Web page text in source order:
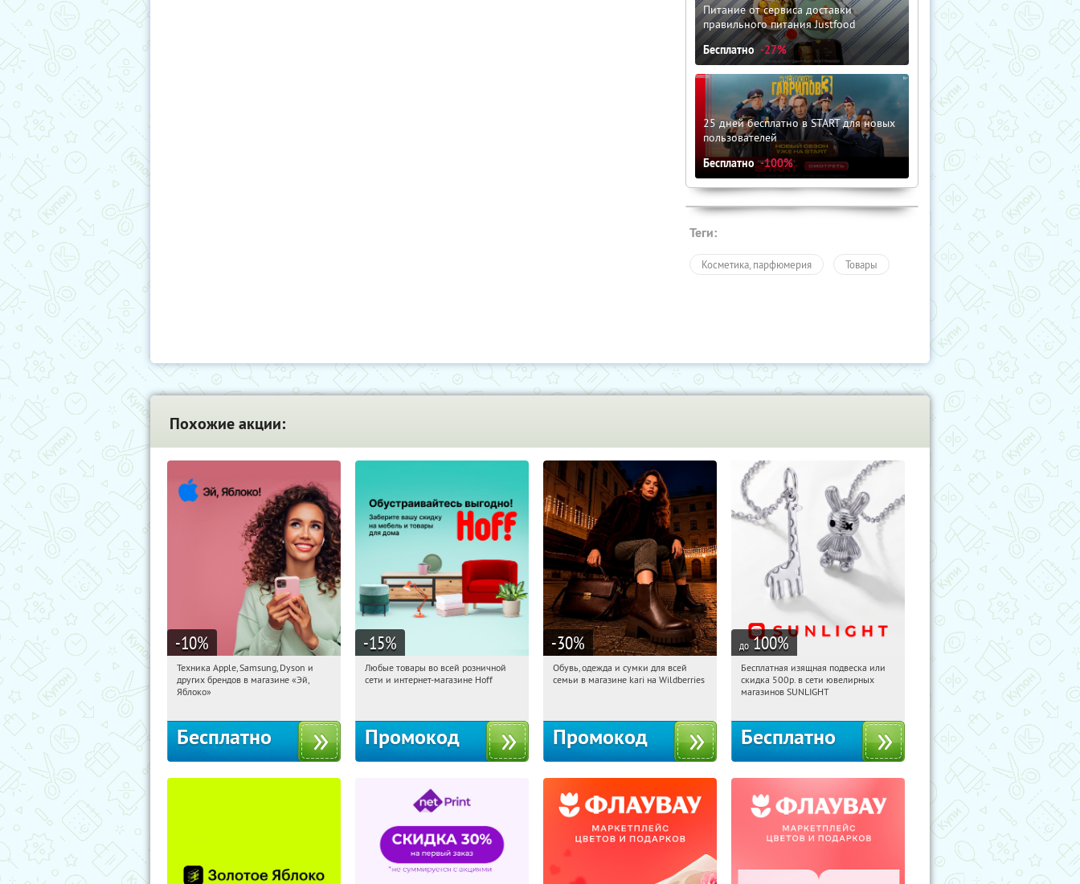
Питание от сервиса доставки
правильного питания Justfood
Бесплатно -27%
25 дней бесплатно в START для новых
пользователей
Бесплатно -100%
Теги:
Косметика, парфюмерия Товары
Похожие акции:
-10%
07:20:29
Получи первым!
Багратионовская
Техника Apple, Samsung, Dyson и
других брендов в магазине «Эй,
Яблоко»
Бесплатно
-15%
07:20:29 Получили:
Любые товары во всей розничной
сети и интернет-магазине Hoff
Промокод
-30%
07:20:29 Получили:
Обувь, одежда и сумки для всей
семьи в магазине kari на Wildberries
Промокод
до 100%
07:20:29 Получили:
Россия
Бесплатная изящная подвеска или
скидка 500р. в сети ювелирных
магазинов SUNLIGHT
Бесплатно